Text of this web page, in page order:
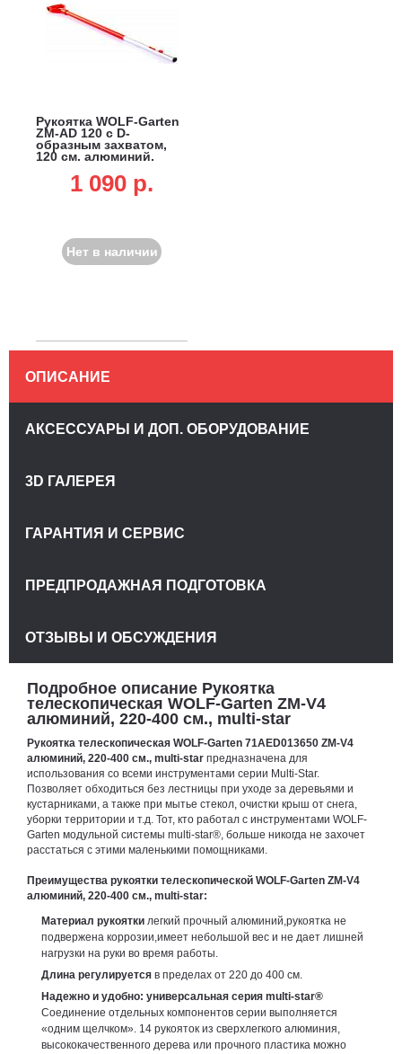
Рукоятка WOLF-Garten
ZM-AD 120 с D-
образным захватом,
120 см, алюминий,
1 090 p.
Нет в наличии
Подробное описание Рукоятка
телескопическая WOLF-Garten ZM-V4
алюминий, 220-400 см., multi-star
Рукоятка телескопическая WOLF-Garten 71AED013650 ZM-V4
алюминий, 220-400 см., multi-star предназначена для
использования со всеми инструментами серии Multi-Star.
Позволяет обходиться без лестницы при уходе за деревьями и
кустарниками, а также при мытье стекол, очистки крыш от снега,
уборки территории и т.д. Тот, кто работал с инструментами WOLF-
Garten модульной системы multi-star®, больше никогда не захочет
расстаться с этими маленькими помощниками.
Преимущества рукоятки телескопической WOLF-Garten ZM-V4
алюминий, 220-400 см., multi-star:
Материал рукоятки легкий прочный алюминий,рукоятка не
подвержена коррозии,имеет небольшой вес и не дает лишней
нагрузки на руки во время работы.
Длина регулируется в пределах от 220 до 400 см.
Надежно и удобно: универсальная серия multi-star®
Соединение отдельных компонентов серии выполняется
«одним щелчком». 14 рукояток из сверхлегкого алюминия,
высококачественного дерева или прочного пластика можно
ОПИСАНИЕ
АКСЕССУАРЫ И ДОП. ОБОРУДОВАНИЕ
3D ГАЛЕРЕЯ
ГАРАНТИЯ И СЕРВИС
ПРЕДПРОДАЖНАЯ ПОДГОТОВКА
ОТЗЫВЫ И ОБСУЖДЕНИЯ